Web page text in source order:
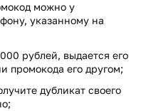
можно у
указанному на
рублей, выдается его
промокода его другом;
дубликат своего